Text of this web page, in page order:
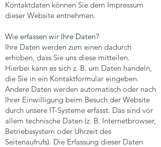
Kontaktdaten können Sie dem Impressum
dieser Website entnehmen.
Wie erfassen wir Ihre Daten?
Ihre Daten werden zum einen dadurch
erhoben, dass Sie uns diese mitteilen.
Hierbei kann es sich z. B. um Daten handeln,
die Sie in ein Kontaktformular eingeben.
Andere Daten werden automatisch oder nach
Ihrer Einwilligung beim Besuch der Website
durch unsere IT-Systeme erfasst. Das sind vor
allem technische Daten (z. B. Internetbrowser,
Betriebssystem oder Uhrzeit des
Seitenaufrufs). Die Erfassung dieser Daten